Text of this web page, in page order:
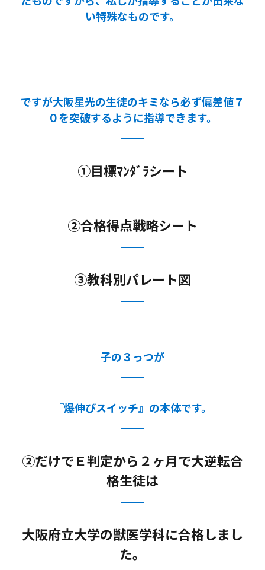
い特殊なものです。
ですが大阪星光の生徒のキミなら必ず偏差値７
０を突破するように指導できます。
①目標ﾏﾝﾀﾞﾗシート
②合格得点戦略シート
③教科別パレート図
子の３っつが
『爆伸びスイッチ』の本体です。
②だけでＥ判定から２ヶ月で大逆転合
格生徒は
大阪府立大学の獣医学科に合格しまし
た。